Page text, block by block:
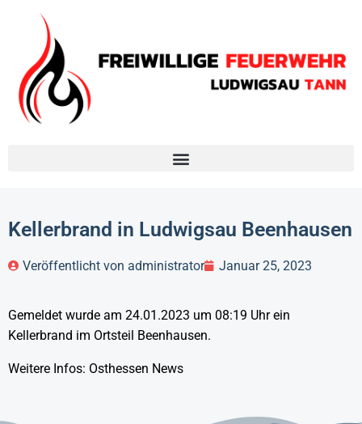
Kellerbrand in Ludwigsau Beenhausen
Veröffentlicht von administrator Januar 25, 2023
Gemeldet wurde am 24.01.2023 um 08:19 Uhr ein
Kellerbrand im Ortsteil Beenhausen.
Weitere Infos: Osthessen News